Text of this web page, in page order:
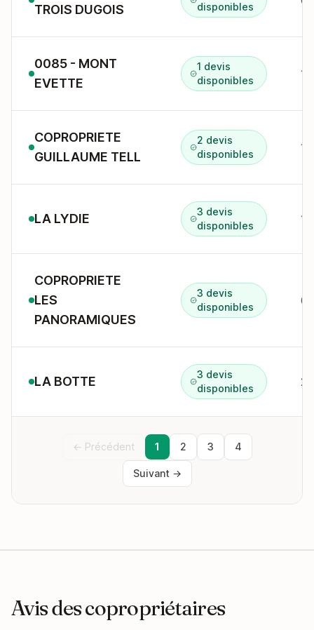
TROIS DUGOIS
disponibles
0085 - MONT
EVETTE
1 devis
disponibles
COPROPRIETE
GUILLAUME TELL
2 devis
disponibles
LA LYDIE
3 devis
disponibles
COPROPRIETE
LES
PANORAMIQUES
3 devis
disponibles
LA BOTTE
3 devis
disponibles
2
← Précédent 1 2 3 4
Suivant →
Avis des copropriétaires